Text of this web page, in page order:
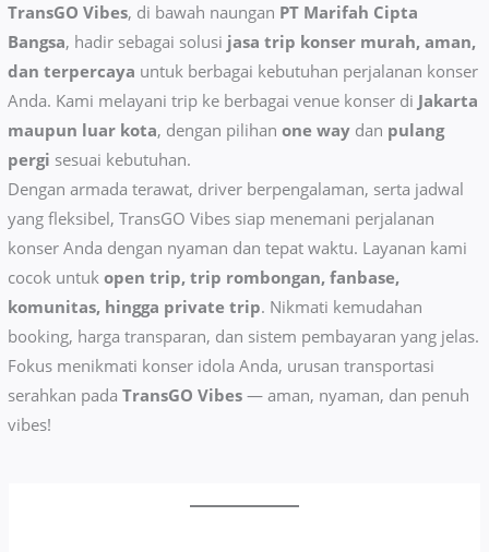
TransGO Vibes, di bawah naungan PT Marifah Cipta
Bangsa, hadir sebagai solusi jasa trip konser murah, aman,
dan terpercaya untuk berbagai kebutuhan perjalanan konser
Anda. Kami melayani trip ke berbagai venue konser di Jakarta
maupun luar kota, dengan pilihanone way dan pulang
pergi sesuai kebutuhan.
Dengan armada terawat, driver berpengalaman, serta jadwal
yang fleksibel, TransGO Vibes siap menemani perjalanan
konser Anda dengan nyaman dan tepat waktu. Layanan kami
cocok untukopen trip, trip rombongan, fanbase,
komunitas, hingga private trip. Nikmati kemudahan
booking, harga transparan, dan sistem pembayaran yang jelas.
Fokus menikmati konser idola Anda, urusan transportasi
serahkan padaTransGO Vibes — aman, nyaman, dan penuh
vibes!